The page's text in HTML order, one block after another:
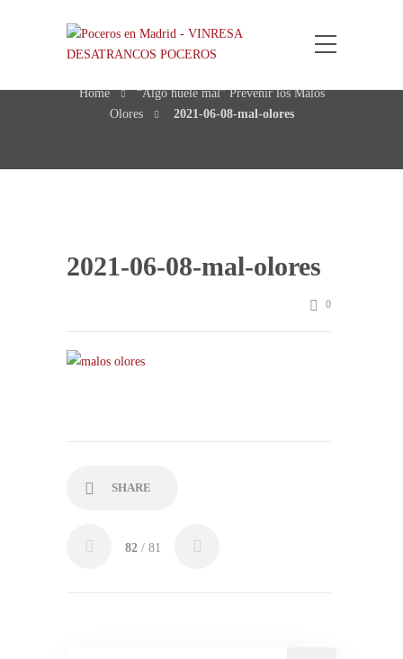
2021-06-08-mal-olores
Home
“Algo huele mal” Prevenir los Malos
Olores
2021-06-08-mal-olores
2021-06-08-mal-olores
0
SHARE
82 / 81